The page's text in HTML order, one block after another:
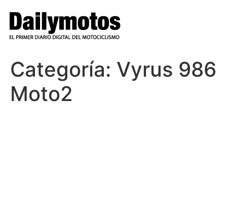
contenido
Categoría: Vyrus 986
Moto2